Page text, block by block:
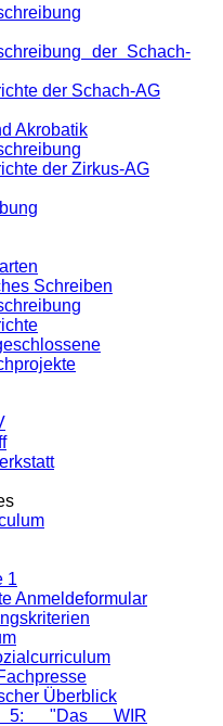
der Schach-
der Schach-AG
Akrobatik
der Zirkus-AG
Schreiben
1
Anmeldeformular
Überblick
5: "Das WIR